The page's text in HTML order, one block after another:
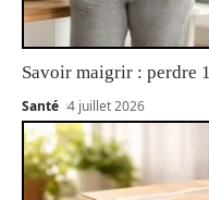
Savoir maigrir : perdre
Santé 4 juillet 2026